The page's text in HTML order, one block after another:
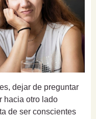
dejar de preguntar
hacia otro lado
de ser conscientes